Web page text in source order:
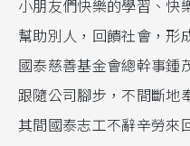
小朋友們快樂的學習、快
幫助別人，回饋社會，形
國泰慈善基金會總幹事鍾
跟隨公司腳步，不間斷地
其間國泰志工不辭辛勞來